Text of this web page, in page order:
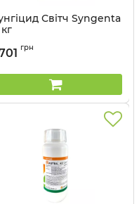
Світч Syngenta
грн